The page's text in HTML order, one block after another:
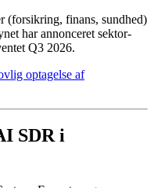
(forsikring, finans, sundhed)
har annonceret sektor-
Q3 2026.
optagelse af
SDR i